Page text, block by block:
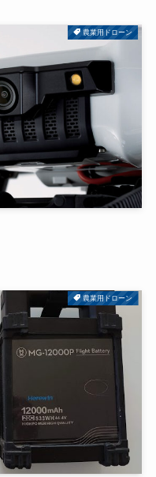
農業用ドローン
お役立ち情報
農業用ドローン